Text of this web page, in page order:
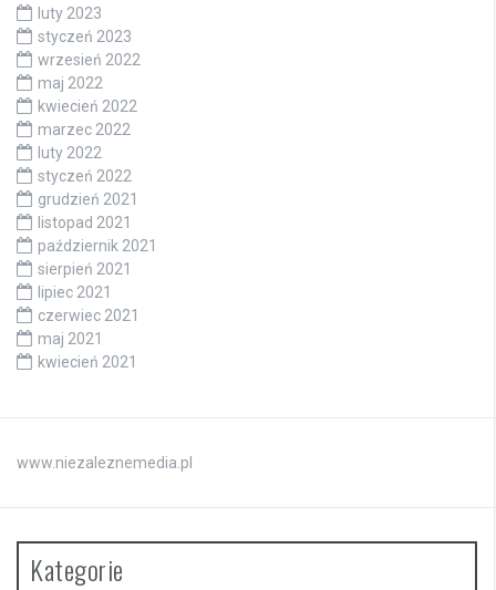
luty 2023
styczeń 2023
wrzesień 2022
maj 2022
kwiecień 2022
marzec 2022
luty 2022
styczeń 2022
grudzień 2021
listopad 2021
październik 2021
sierpień 2021
lipiec 2021
czerwiec 2021
maj 2021
kwiecień 2021
www.niezaleznemedia.pl
Kategorie